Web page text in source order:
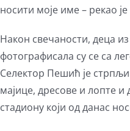
носити моје име – рекао
Након свечаности, деца
фотографисала су се са
Селектор Пешић је
мајице, дресове и лопте
стадиону који од данас